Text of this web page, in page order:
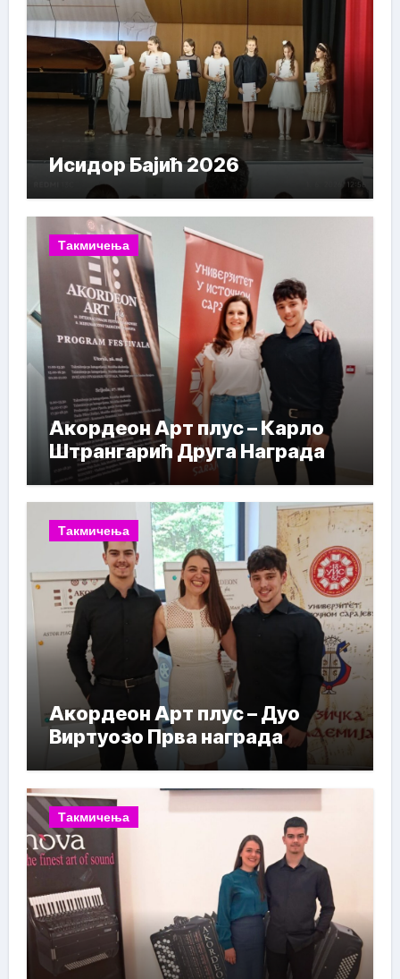
Исидор Бајић 2026
Такмичења
Акордеон Арт плус – Карло
Штрангарић Друга Награда
Такмичења
Акордеон Арт плус – Дуо
Виртуозо Прва награда
Такмичења